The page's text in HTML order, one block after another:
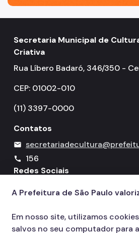
Secretaria Municipal de
Criativa
Rua Líbero Badaró, 346/350 -
CEP: 01002-010
(11) 3397-0000
Contatos
mail
call
156
Redes Sociais
Icone do YouTube
Icone do X
Icone do Instagram
Icone do Facebook
Icone do Flickr
A Prefeitura de São Paulo
Em nosso site, utilizamos
salvos no seu computador para